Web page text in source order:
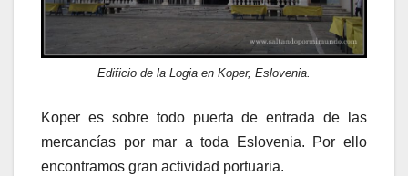
Edificio de la Logia en Koper, Eslovenia.
Koper es sobre todo puerta de entrada de las
mercancías por mar a toda Eslovenia. Por ello
encontramos gran actividad portuaria.